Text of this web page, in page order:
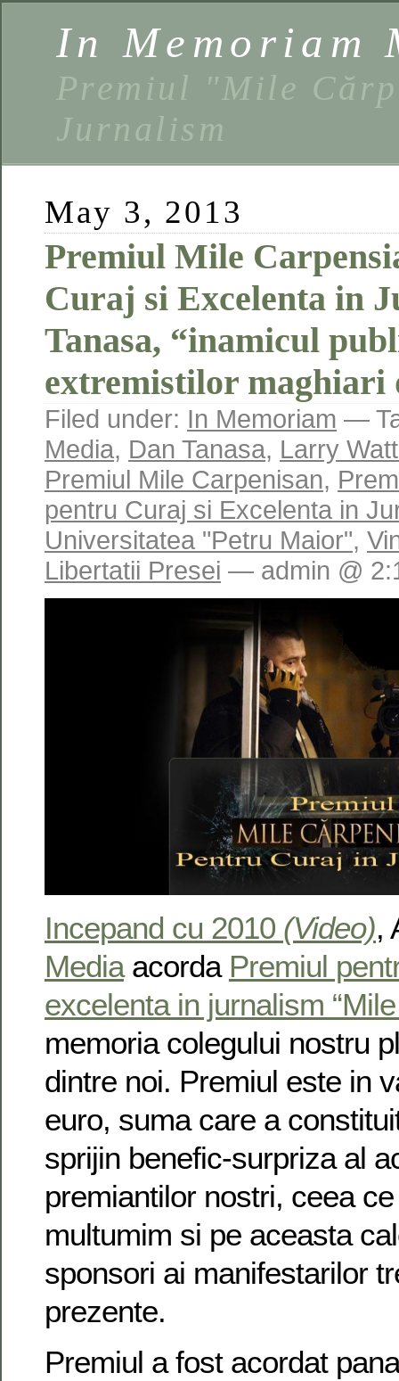
In Memoriam
Premiul "Mile
Jurnalism
May 3, 2013
Premiul Mile
Curaj si Excelenta in
Tanasa, “inamicul
extremistilor maghiari
Filed under: In Memoriam —
Media, Dan Tanasa, Larry
Premiul Mile Carpenisan,
pentru Curaj si Excelenta in
Universitatea "Petru Maior",
Libertatii Presei — admin @
Incepand cu 2010 (Video),
Media acorda Premiul
excelenta in jurnalism
memoria colegului nostru
dintre noi. Premiul este in
euro, suma care a
sprijin benefic-surpriza al
premiantilor nostri, ceea
multumim si pe aceasta
sponsori ai manifestarilor
prezente.
Premiul a fost acordat